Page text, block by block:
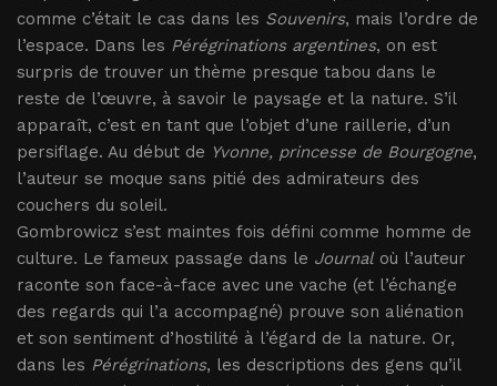
comme c’était le cas dans les Souvenirs, mais l’ordre de
l’espace. Dans les Pérégrinations argentines, on est
surpris de trouver un thème presque tabou dans le
reste de l’œuvre, à savoir le paysage et la nature. S’il
apparaît, c’est en tant que l’objet d’une raillerie, d’un
persiflage. Au début de Yvonne, princesse de Bourgogne,
l’auteur se moque sans pitié des admirateurs des
couchers du soleil.
Gombrowicz s’est maintes fois défini comme homme de
culture. Le fameux passage dans le Journal où l’auteur
raconte son face-à-face avec une vache (et l’échange
des regards qui l’a accompagné) prouve son aliénation
et son sentiment d’hostilité à l’égard de la nature. Or,
dans les Pérégrinations, les descriptions des gens qu’il